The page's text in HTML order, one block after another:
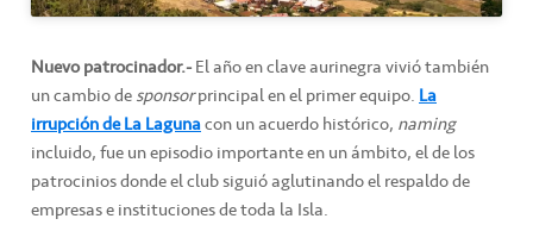
Nuevo patrocinador.-El año en clave aurinegra vivió también
un cambio desponsorprincipal en el primer equipo. La
irrupción de La Lagunacon un acuerdo histórico, naming
incluido, fue un episodio importante en un ámbito, el de los
patrocinios donde el club siguió aglutinando el respaldo de
empresas e instituciones de toda la Isla.